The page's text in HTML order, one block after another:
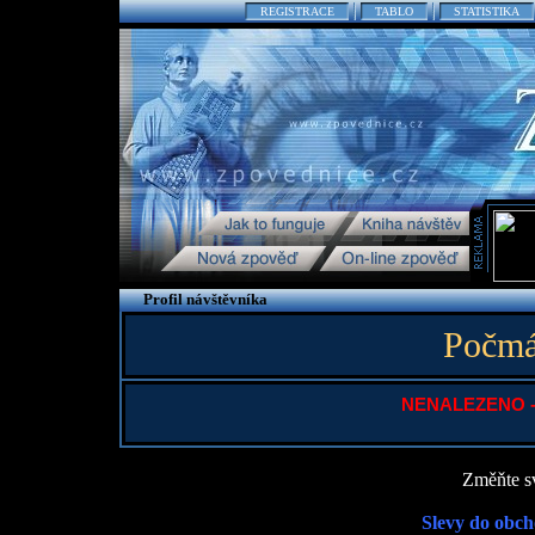
REGISTRACE TABLO STATISTIKA
Profil návštěvníka
NENALEZENO
Změňte
Slevy do